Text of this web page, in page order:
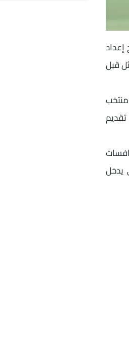
إعداد
قبل
منتخب
المنافسات
يدخل